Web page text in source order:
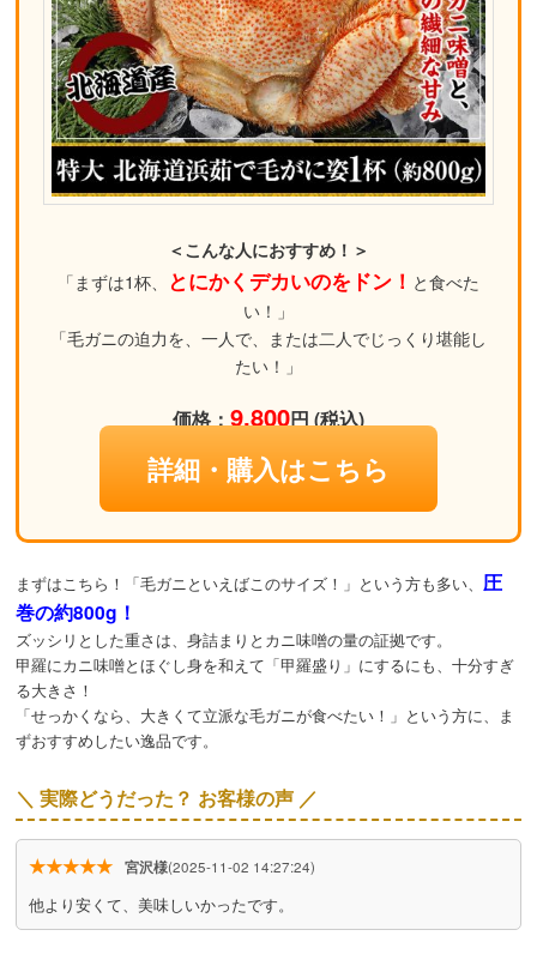
＜こんな人におすすめ！＞
「まずは1杯、
とにかくデカいのをドン！ と食べた
い！」
「毛ガニの迫力を、一人で、または二人でじっくり堪能し
たい！」
価格：9,800円 (税込)
詳細・購入はこちら
まずはこちら！「毛ガニといえばこのサイズ！」という方も多い、圧
巻の約800g！
ズッシリとした重さは、身詰まりとカニ味噌の量の証拠です。
甲羅にカニ味噌とほぐし身を和えて「甲羅盛り」にするにも、十分すぎ
る大きさ！
「せっかくなら、大きくて立派な毛ガニが食べたい！」という方に、ま
ずおすすめしたい逸品です。
＼ 実際どうだった？ お客様の声 ／
★★★★★ 宮沢様(2025-11-02 14:27:24)
他より安くて、美味しいかったです。